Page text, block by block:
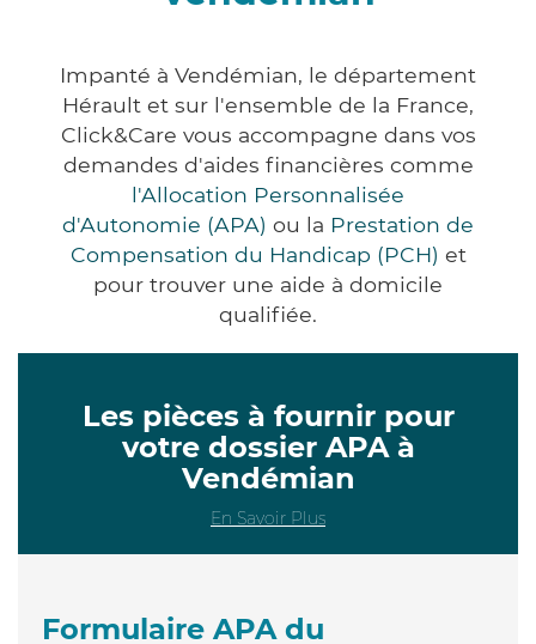
Impanté à Vendémian, le département
Hérault et sur l'ensemble de la France,
Click&Care vous accompagne dans vos
demandes d'aides financières comme
l'Allocation Personnalisée
d'Autonomie (APA) ou la Prestation de
Compensation du Handicap (PCH) et
pour trouver une aide à domicile
qualifiée.
Les pièces à fournir pour
votre dossier APA à
Vendémian
En Savoir Plus
Formulaire APA du